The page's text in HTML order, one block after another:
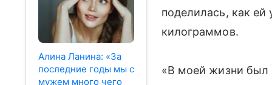
Алина Ланина: «За
последние годы мы с
мужем много чего
поделилась, как ей
килограммов.
«В моей жизни был